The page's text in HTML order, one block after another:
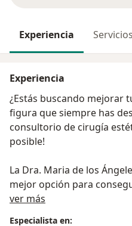
Experiencia
Experiencia
¿Estás buscando mejorar
figura que siempre has
consultorio de cirugía
posible!
La Dra. Maria de los
mejor opción para
deseas. Es médico
ver más
Especialista en: